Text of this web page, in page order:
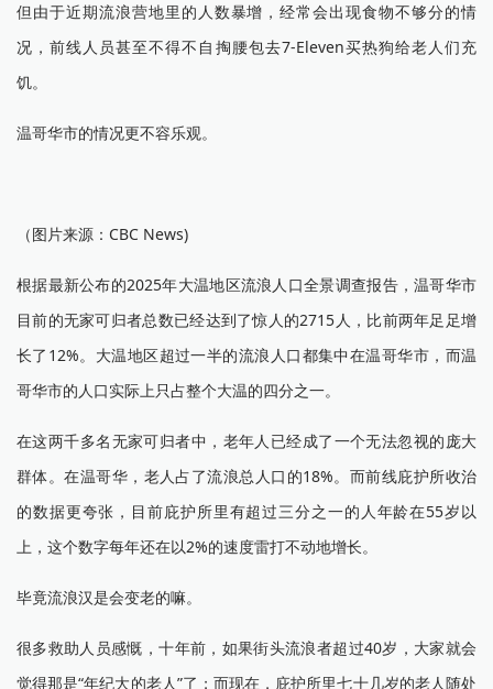
但由于近期流浪营地里的人数暴增，经常会出现食物不够分的情
况，前线人员甚至不得不自掏腰包去7-Eleven买热狗给老人们充
饥。
温哥华市的情况更不容乐观。
（图片来源：CBC News)
根据最新公布的2025年大温地区流浪人口全景调查报告，温哥华市
目前的无家可归者总数已经达到了惊人的2715人，比前两年足足增
长了12%。大温地区超过一半的流浪人口都集中在温哥华市，而温
哥华市的人口实际上只占整个大温的四分之一。
在这两千多名无家可归者中，老年人已经成了一个无法忽视的庞大
群体。在温哥华，老人占了流浪总人口的18%。而前线庇护所收治
的数据更夸张，目前庇护所里有超过三分之一的人年龄在55岁以
上，这个数字每年还在以2%的速度雷打不动地增长。
毕竟流浪汉是会变老的嘛。
很多救助人员感慨，十年前，如果街头流浪者超过40岁，大家就会
觉得那是“年纪大的老人”了；而现在，庇护所里七十几岁的老人随处